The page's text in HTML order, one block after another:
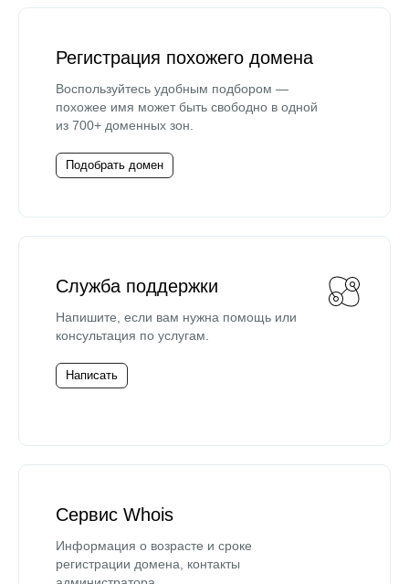
Регистрация похожего домена
Воспользуйтесь удобным подбором —
похожее имя может быть свободно в одной
из 700+ доменных зон.
Подобрать домен
Служба поддержки
Напишите, если вам нужна помощь или
консультация по услугам.
Написать
Сервис Whois
Информация о возрасте и сроке
регистрации домена, контакты